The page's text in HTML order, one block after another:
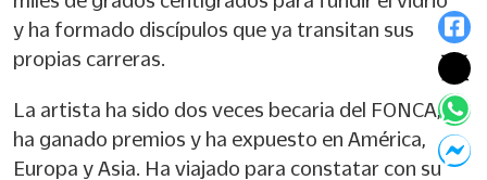
y ha formado discípulos que ya transitan sus
propias carreras.
La artista ha sido dos veces becaria del FONCA,
ha ganado premios y ha expuesto en América,
Europa y Asia. Ha viajado para constatar con su